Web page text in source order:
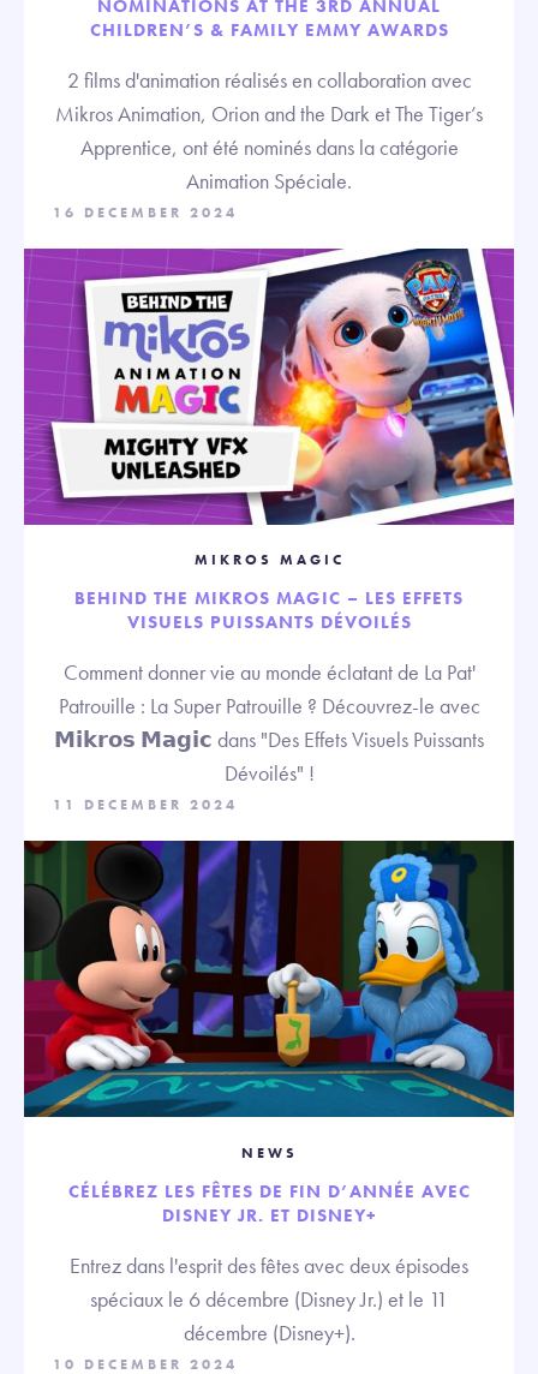
NOMINATIONS AT THE 3RD ANNUAL
CHILDREN’S & FAMILY EMMY AWARDS
2 films d'animation réalisés en collaboration avec
Mikros Animation, Orion and the Dark et The Tiger’s
Apprentice, ont été nominés dans la catégorie
Animation Spéciale.
16 DECEMBER 2024
MIKROS MAGIC
BEHIND THE MIKROS MAGIC – LES EFFETS
VISUELS PUISSANTS DÉVOILÉS
Comment donner vie au monde éclatant de La Pat'
Patrouille : La Super Patrouille ? Découvrez-le avec
𝗠𝗶𝗸𝗿𝗼𝘀 𝗠𝗮𝗴𝗶𝗰 dans "Des Effets Visuels Puissants
Dévoilés" !
11 DECEMBER 2024
NEWS
CÉLÉBREZ LES FÊTES DE FIN D’ANNÉE AVEC
DISNEY JR. ET DISNEY+
Entrez dans l'esprit des fêtes avec deux épisodes
spéciaux le 6 décembre (Disney Jr.) et le 11
décembre (Disney+).
10 DECEMBER 2024